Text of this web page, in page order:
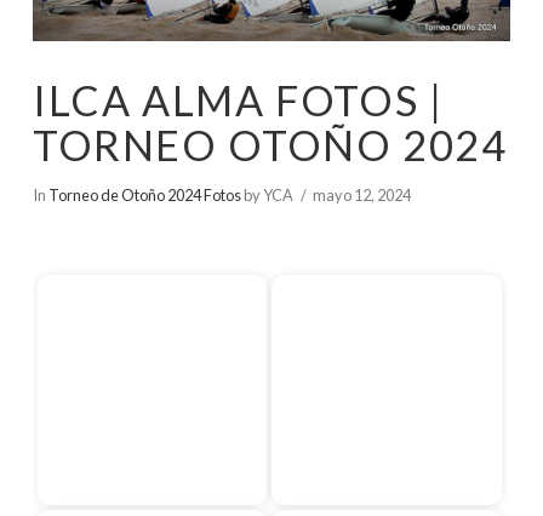
ILCA ALMA FOTOS |
TORNEO OTOÑO 2024
In Torneo de Otoño 2024 Fotosby YCA mayo 12, 2024